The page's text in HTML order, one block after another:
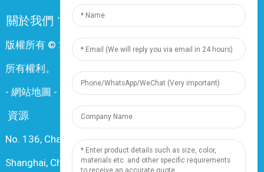
關於我們 常問問題
版權所有 © 2024 上海鼎尊電氣電纜股份有限公司。保留
所有權利。
- 網站地圖 - Resource
資源
No. 136, Changxiang Rd., Nanxiang Town, 201802,
Shanghai, China